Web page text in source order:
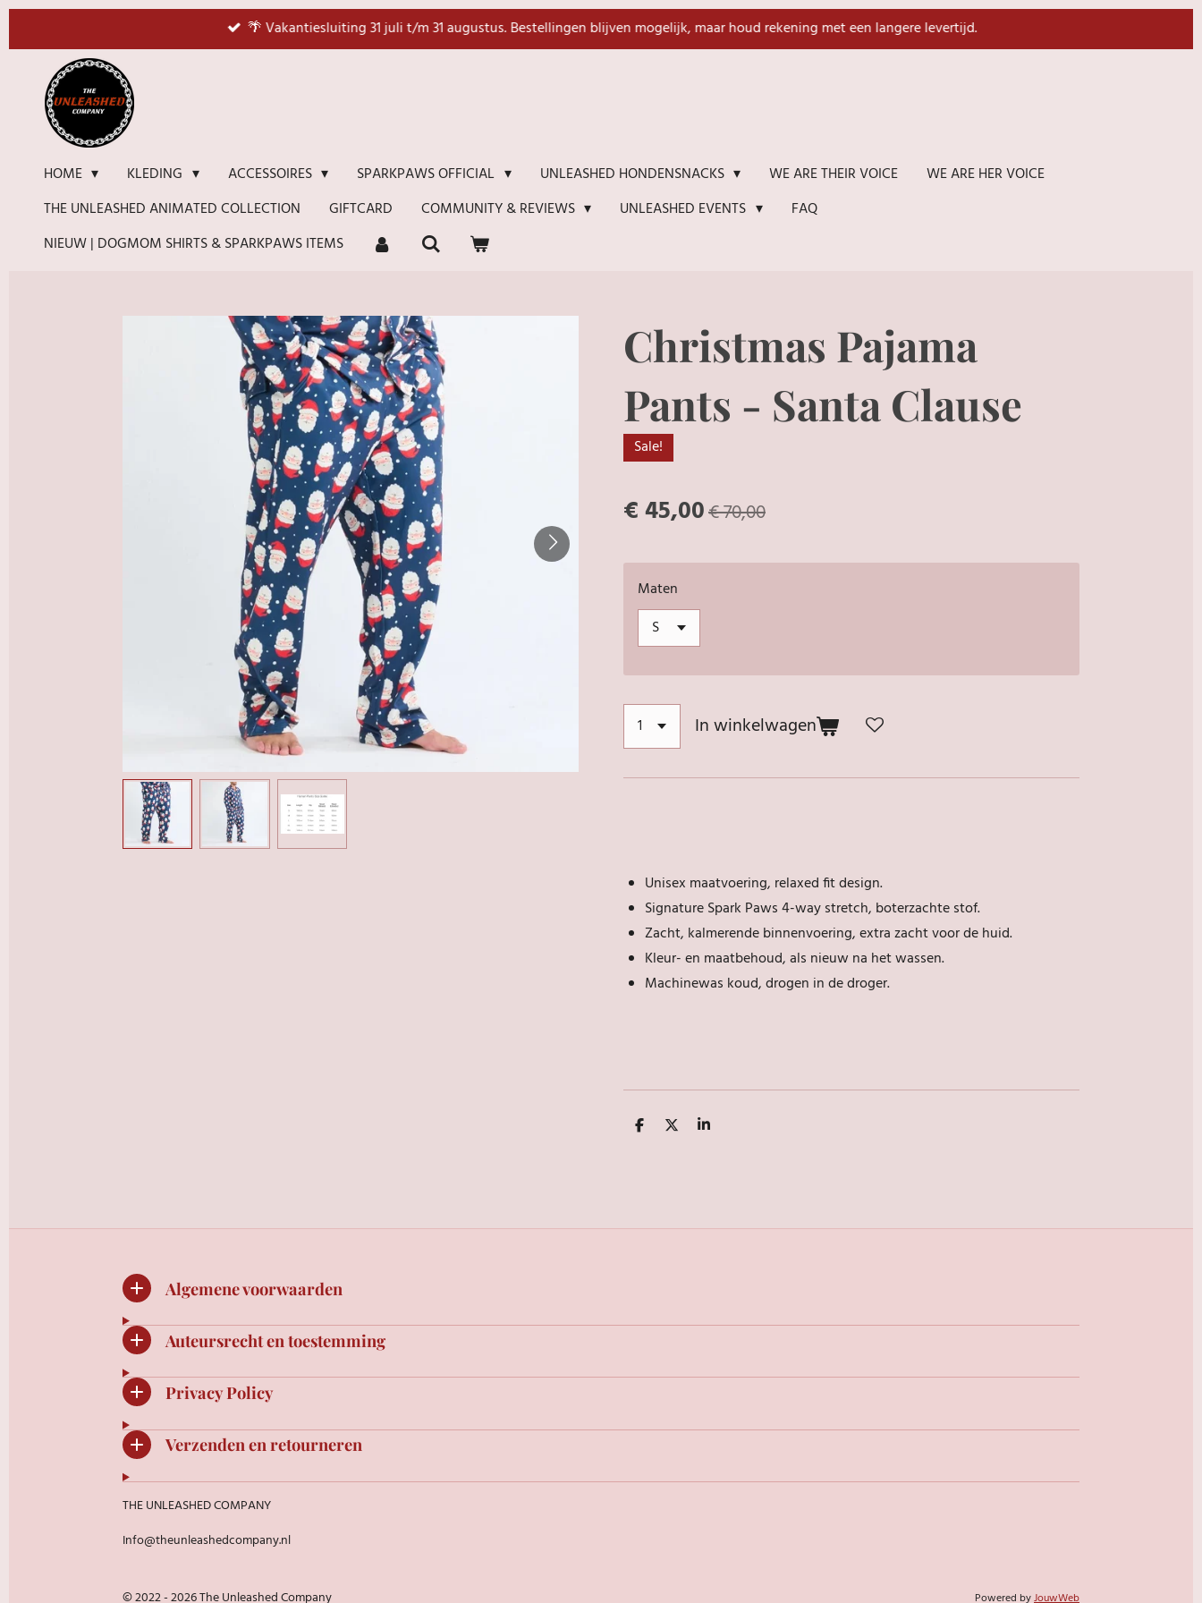
hoofdinhoud
🌴 Vakantiesluiting 31 juli t/m 31 augustus. Bestellingen blijven mogelijk, maar houd rekening met een langere levertijd.
HOME KLEDING ACCESSOIRES SPARKPAWS OFFICIAL UNLEASHED HONDENSNACKS WE ARE THEIR VOICE
WE ARE HER VOICE
THE UNLEASHED ANIMATED COLLECTION
GIFTCARD COMMUNITY & REVIEWS UNLEASHED EVENTS
FAQ
NIEUW | DOGMOM SHIRTS & SPARKPAWS ITEMS
Christmas Pajama
Pants - Santa Clause
Sale!
€ 45,00€ 70,00
Maten
In winkelwagen
Unisex maatvoering, relaxedfit design.
Signature Spark Paws 4-way stretch, boterzachte stof.
Zacht, kalmerende binnenvoering, extra zacht voor de huid.
Kleur- en maatbehoud, als nieuw na het wassen.
Machinewas koud, drogen in de droger.
D D S
Algemene voorwaarden
Auteursrecht en toestemming
Privacy Policy
Verzenden en retourneren
THE UNLEASHED COMPANY
Info@theunleashedcompany.nl
© 2022 - 2026 The Unleashed Company Powered byJouwWeb